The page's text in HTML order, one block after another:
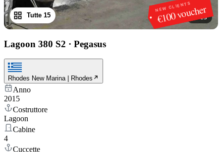
NEW CLIENTS
€100 voucher
1/15
Tutte 15
Lagoon 380 S2 · Pegasus
Rhodes New Marina | Rhodes
Anno
2015
Costruttore
Lagoon
Cabine
4
Cuccette